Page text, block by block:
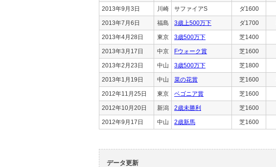
2013年9月3日 川崎 サファイアS ダ1600
2013年7月6日 福島 3歳上500万下 ダ1700
2013年4月28日 東京 3歳500万下 芝1400
2013年3月17日 中京 Fウォーク賞 芝1600
2013年2月23日 中山 3歳500万下 芝1800
2013年1月19日 中山 菜の花賞 芝1600
2012年11月25日 東京 ベゴニア賞 芝1600
2012年10月20日 新潟 2歳未勝利 芝1600
2012年9月17日 中山 2歳新馬 芝1600
データ更新